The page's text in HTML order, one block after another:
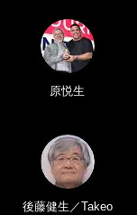
原悦生
後藤健生／Takeo